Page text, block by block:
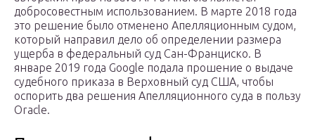
добросовестным использованием. В марте 2018 года
это решение было отменено Апелляционным судом,
который направил дело об определении размера
ущерба в федеральный суд Сан-Франциско. В
январе 2019 года Google подала прошение о выдаче
судебного приказа в Верховный суд США, чтобы
оспорить два решения Апелляционного суда в пользу
Oracle.